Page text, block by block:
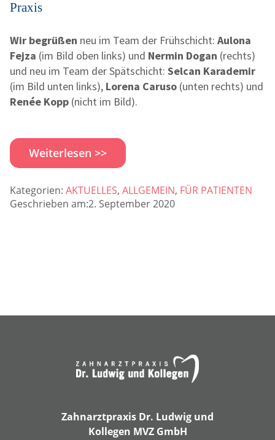
Praxis
Wir begrüßen neu im Team der Frühschicht: Aulona
Fejza (im Bild oben links) und Nermin Dogan (rechts)
und neu im Team der Spätschicht: Selcan Karademir
(im Bild unten links), Lorena Caruso (unten rechts) und
Renée Kopp (nicht im Bild).
Weiterlesen >>
Kategorien: AKTUELLES, ALLGEMEIN, FÜR PATIENTEN
Geschrieben am:2. September 2020
Zahnarztpraxis Dr. Ludwig und
Kollegen MVZ GmbH